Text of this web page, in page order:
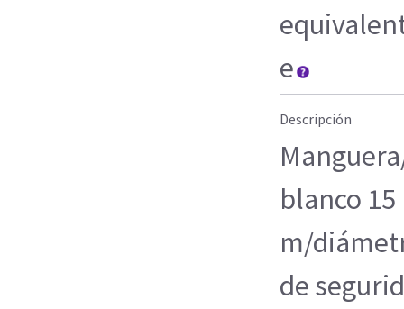
e
Descripción
blanco 15
m/
de